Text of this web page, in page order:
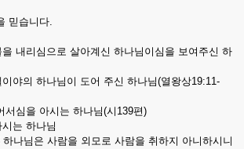
습니다.
심으로 살아계신 하나님이심을 보여주신 하
하나님이 도어 주신 하나님(열왕상19:11-
을 아시는 하나님(시139편)
하나님
님은 사람을 외모로 사람을 취하지 아니하시니